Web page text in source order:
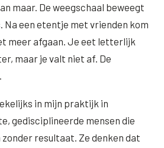
profiel
maar. De weegschaal beweegt
Na een etentje met vrienden kom
meer afgaan. Je eet letterlijk
maar je valt niet af. De
in mijn praktijk in
gedisciplineerde mensen die
resultaat. Ze denken dat